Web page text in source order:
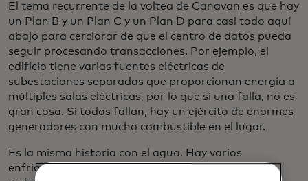
El tema recurrente de la voltea de Canavan es que hay
un Plan B y un Plan C y un Plan D para casi todo aquí
abajo para cerciorar de que el centro de datos pueda
seguir procesando transacciones. Por ejemplo, el
edificio tiene varias fuentes eléctricas de
subestaciones separadas que proporcionan energía a
múltiples salas eléctricas, por lo que si una falla, no es
gran cosa. Si todos fallan, hay un ejército de enormes
generadores con mucho combustible en el lugar.
Es la misma historia con el agua. Hay varios
enfriadores sentados en una habitación ruidosa